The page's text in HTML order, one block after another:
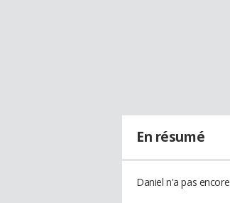
En résumé
Daniel n'a pas